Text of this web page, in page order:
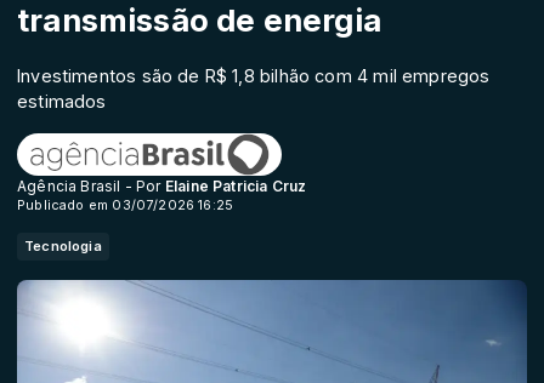
transmissão de energia
Investimentos são de R$ 1,8 bilhão com 4 mil empregos
estimados
Agência Brasil - Por Elaine Patricia Cruz
Publicado em 03/07/2026 16:25
Tecnologia